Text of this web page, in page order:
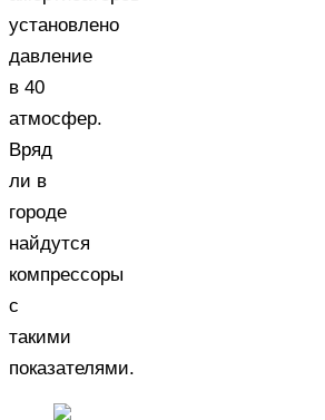
установлено
давление
в 40
атмосфер.
Вряд
ли в
городе
найдутся
компрессоры
с
такими
показателями.